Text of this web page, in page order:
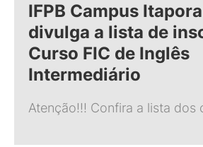
IFPB Campus
divulga a lista de
Curso FIC de Inglês
Intermediário
Atenção!!! Confira a lista dos